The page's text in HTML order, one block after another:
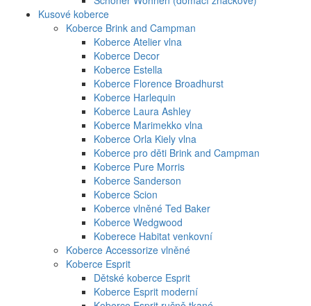
Kusové koberce
Koberce Brink and Campman
Koberce Atelier vlna
Koberce Decor
Koberce Estella
Koberce Florence Broadhurst
Koberce Harlequin
Koberce Laura Ashley
Koberce Marimekko vlna
Koberce Orla Kiely vlna
Koberce pro děti Brink and Campman
Koberce Pure Morris
Koberce Sanderson
Koberce Scion
Koberce vlněné Ted Baker
Koberce Wedgwood
Koberece Habitat venkovní
Koberce Accessorize vlněné
Koberce Esprit
Dětské koberce Esprit
Koberce Esprit moderní